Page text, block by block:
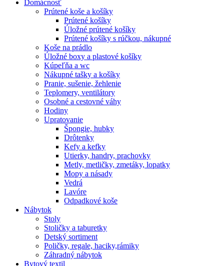
Domácnosť
Prútené koše a košíky
Prútené košíky
Úložné prútené košíky
Prútené košíky s rúčkou, nákupné
Koše na prádlo
Úložné boxy a plastové košíky
Kúpeľňa a wc
Nákupné tašky a košíky
Pranie, sušenie, žehlenie
Teplomery, ventilátory
Osobné a cestovné váhy
Hodiny
Upratovanie
Špongie, hubky
Drôtenky
Kefy a kefky
Utierky, handry, prachovky
Metly, metličky, zmetáky, lopatky
Mopy a násady
Vedrá
Lavóre
Odpadkové koše
Nábytok
Stoly
Stoličky a taburetky
Detský sortiment
Poličky, regale, haciky,rámiky
Záhradný nábytok
Bytový textil